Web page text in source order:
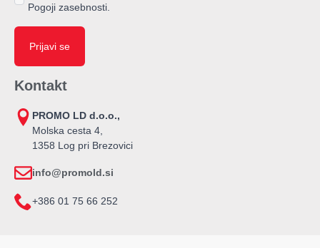
Pogoji zasebnosti.
Prijavi se
Kontakt
PROMO LD d.o.o.,
Molska cesta 4,
1358 Log pri Brezovici
info@promold.si
+386 01 75 66 252